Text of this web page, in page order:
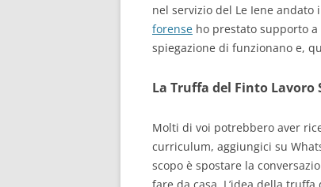
nel servizio del Le Iene andato
forense ho prestato supporto
spiegazione di funzionano e,
La Truffa del Finto Lavoro
Molti di voi potrebbero aver
curriculum, aggiungici su
scopo è spostare la